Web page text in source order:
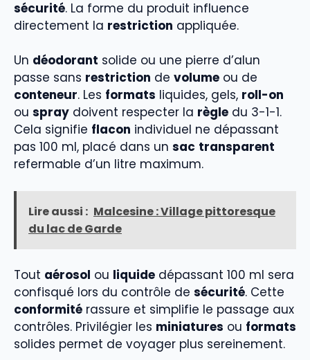
sécurité. La forme du produit influence
directement la restriction appliquée.
Un déodorant solide ou une pierre d’alun
passe sans restriction de volume ou de
conteneur. Les formats liquides, gels, roll-on
ou spray doivent respecter la règle du 3-1-1.
Cela signifie flacon individuel ne dépassant
pas 100 ml, placé dans un sac transparent
refermable d’un litre maximum.
Lire aussi : Malcesine : Village pittoresque
du lac de Garde
Tout aérosol ou liquide dépassant 100 ml sera
confisqué lors du contrôle de sécurité. Cette
conformité rassure et simplifie le passage aux
contrôles. Privilégier les miniatures ou formats
solides permet de voyager plus sereinement.